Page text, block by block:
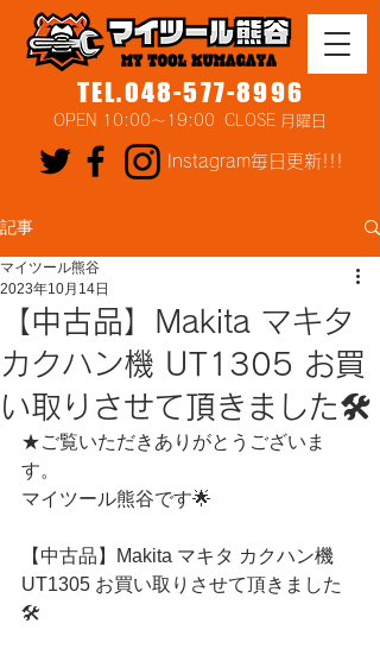
TEL.048-577-8996
OPEN 10:00～19:00 CLOSE 月曜日
Instagram毎日更新!!!
記事
【中古品】Makita マキタ
カクハン機 UT1305 お買
い取りさせて頂きました🛠
マイツール熊谷
2023年10月14日
★ご覧いただきありがとうございま
す。
マイツール熊谷です🌟
【中古品】Makita マキタ カクハン機
UT1305 お買い取りさせて頂きました
🛠